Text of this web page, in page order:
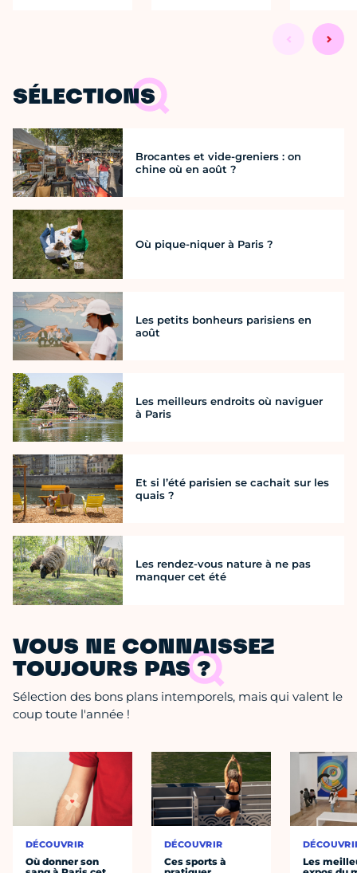
SÉLECTIONS
Brocantes et vide-greniers : on
chine où en août ?
Où pique-niquer à Paris ?
Les petits bonheurs parisiens en
août
Les meilleurs endroits où naviguer
à Paris
Et si l’été parisien se cachait sur les
quais ?
Les rendez-vous nature à ne pas
manquer cet été
VOUS NE CONNAISSEZ
TOUJOURS PAS ?
Sélection des bons plans intemporels, mais qui valent le
coup toute l'année !
DÉCOUVRIR
Où donner son
DÉCOUVRIR
Ces sports à
Les